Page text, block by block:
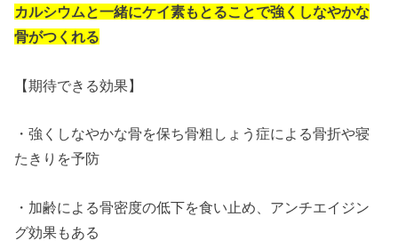
カルシウムと一緒にケイ素もとることで強くしなやかな
骨がつくれる
【期待できる効果】
・強くしなやかな骨を保ち骨粗しょう症による骨折や寝
たきりを予防
・加齢による骨密度の低下を食い止め、アンチエイジン
グ効果もある